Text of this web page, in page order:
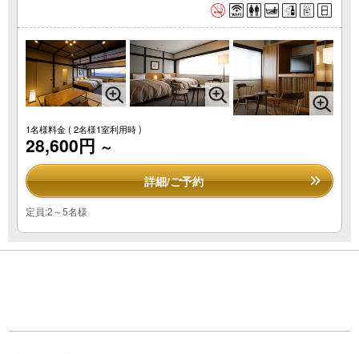
1名様料金( 2名様1室利用時 )
28,600円 ～
詳細/ご予約
定員:2～5名様